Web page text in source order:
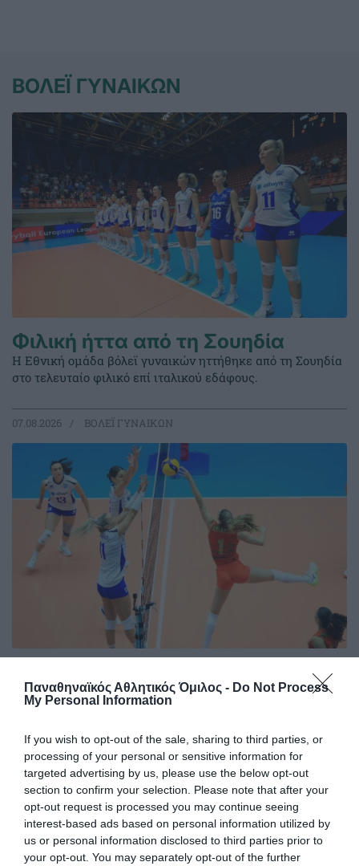
Παναθηναϊκός Αθλητικός Όμιλος - Do Not Process
My Personal Information
If you wish to opt-out of the sale, sharing to third parties, or
processing of your personal or sensitive information for
targeted advertising by us, please use the below opt-out
section to confirm your selection. Please note that after your
opt-out request is processed you may continue seeing
interest-based ads based on personal information utilized by
us or personal information disclosed to third parties prior to
your opt-out. You may separately opt-out of the further
ΒΟΛΕΪ ΓΥΝΑΙΚΩΝ
Φιλική ήττα από τη Σουηδία
Η Εθνική ομάδα βόλεϊ γυναικών ηττήθηκε από τη Σουηδία
στο τελευταίο φιλικό επί ιταλικού εδάφους.
07.08.2026 ΒΟΛΕΪ ΓΥΝΑΙΚΩΝ
μπρέικ
στο τάι μπρέικ από τη Μεσογειακή ομάδα της Ιταλίας.
06.08.2026 ΒΟΛΕΪ ΓΥΝΑΙΚΩΝ